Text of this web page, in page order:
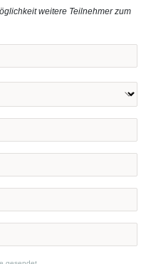
weitere Teilnehmer zum